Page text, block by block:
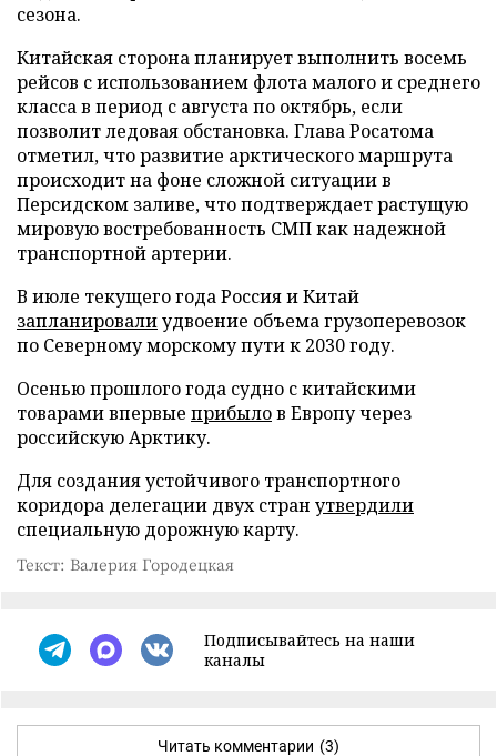
сезона.
Китайская сторона планирует выполнить восемь
рейсов с использованием флота малого и среднего
класса в период с августа по октябрь, если
позволит ледовая обстановка. Глава Росатома
отметил, что развитие арктического маршрута
происходит на фоне сложной ситуации в
Персидском заливе, что подтверждает растущую
мировую востребованность СМП как надежной
транспортной артерии.
В июле текущего года Россия и Китай
запланировалиудвоение объема грузоперевозок
по Северному морскому пути к 2030 году.
Осенью прошлого года судно с китайскими
товарами впервые прибылов Европу через
российскую Арктику.
Для создания устойчивого транспортного
коридора делегации двух стран утвердили
специальную дорожную карту.
Текст: Валерия Городецкая
Подписывайтесь на наши
каналы
Читать комментарии (3)